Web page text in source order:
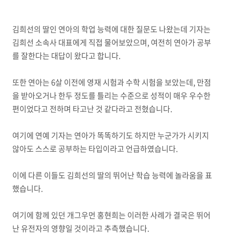
김희선의 딸인 연아의 학업 능력에 대한 질문도 나왔는데 기자는
김희선 소속사 대표에게 직접 물어보았으며, 여전히 연아가 공부
를 잘한다는 대답이 왔다고 합니다.
또한 연아는 6살 이전에 영재 시험과 수학 시험을 보았는데, 만점
을 받아오거나 한두 정도를 틀리는 수준으로 성적이 매우 우수한
편이었다고 전하며 타고난 것 같다라고 전혔습니다.
여기에 연예 기자는 연아가 똑똑하기도 하지만 누군가가 시키지
않아도 스스로 공부하는 타입이라고 언급하였습니다.
이에 다른 이들도 김희선의 딸의 뛰어난 학습 능력에 놀라움을 표
했습니다.
여기에 함께 있던 개그우먼 홍현희는 이러한 사례가 결국은 뛰어
난 유전자의 영향일 것이라고 추측했습니다.